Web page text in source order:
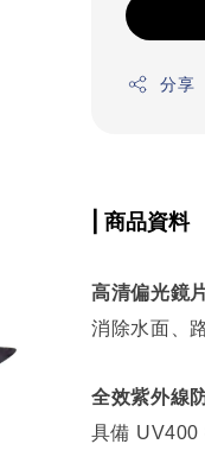
分享
| 商品資料
高清偏光鏡
消除水面、
全效紫外線
具備 UV400